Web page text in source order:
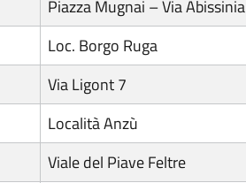
Piazza Mugnai – Via Abissinia
Loc. Borgo Ruga
Via Ligont 7
Località Anzù
Viale del Piave Feltre